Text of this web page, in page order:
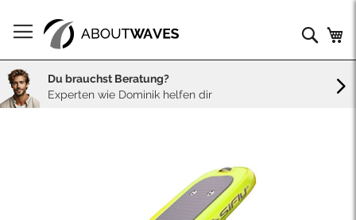
zum
Inhalt
Du brauchst Beratung?
Experten wie Dominik helfen dir